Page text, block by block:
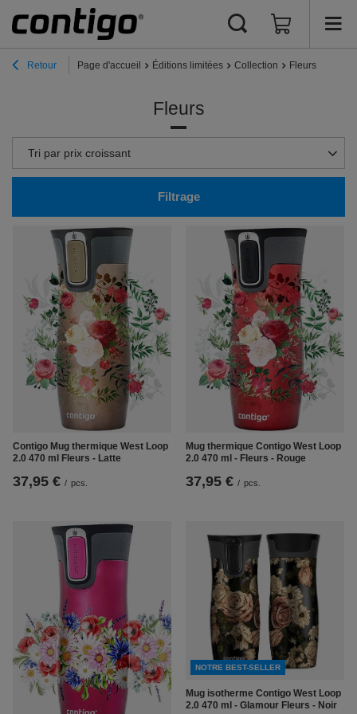
Retour Page d'accueil Éditions limitées Collection Fleurs
Fleurs
Zmień sortowanie
Tri par prix croissant
Filtrage
Contigo Mug thermique West Loop
2.0 470 ml Fleurs - Latte
37,95 € / pcs.
Mug thermique Contigo West Loop
2.0 470 ml - Fleurs - Rouge
37,95 € / pcs.
NOTRE BEST-SELLER
Mug isotherme Contigo West Loop
2.0 470 ml - Glamour Fleurs - Noir